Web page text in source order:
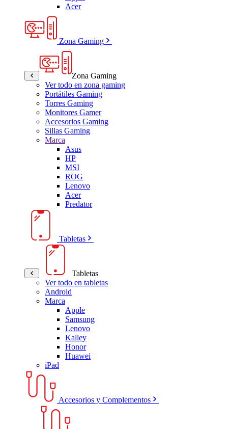
Acer
Zona Gaming
Zona Gaming
Ver todo en zona gaming
Portátiles Gaming
Torres Gaming
Monitores Gamer
Accesorios Gaming
Sillas Gaming
Marca
Asus
HP
MSI
ROG
Lenovo
Acer
Predator
Tabletas
Tabletas
Ver todo en tabletas
Android
Marca
Apple
Samsung
Lenovo
Kalley
Honor
Huawei
iPad
Accesorios y Complementos